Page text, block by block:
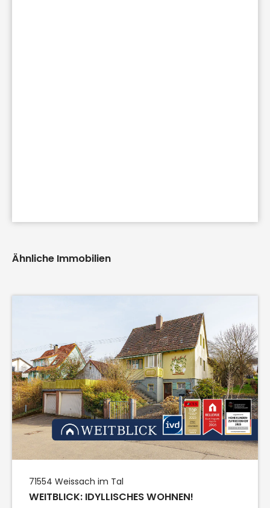
Ähnliche Immobilien
71554 Weissach im Tal
WEITBLICK: IDYLLISCHES WOHNEN!